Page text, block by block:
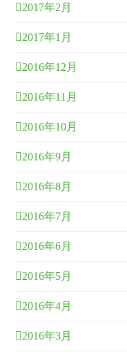
2017年2月
2017年1月
2016年12月
2016年11月
2016年10月
2016年9月
2016年8月
2016年7月
2016年6月
2016年5月
2016年4月
2016年3月